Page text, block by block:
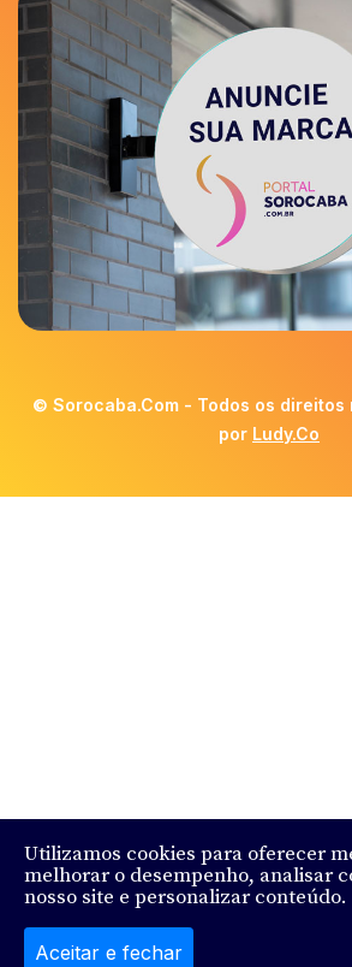
© Sorocaba.Com - Todos os direitos
por Ludy.Co
Utilizamos cookies para oferecer
melhorar o desempenho, analisar
nosso site e personalizar conteúdo.
Aceitar e fechar